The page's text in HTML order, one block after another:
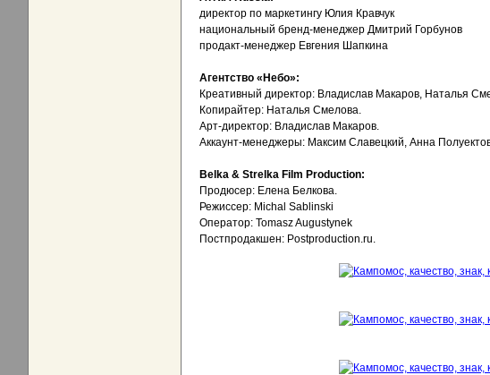
директор по маркетингу Юлия Кравчук
национальный бренд-менеджер Дмитрий Горбунов
продакт-менеджер Евгения Шапкина
Агентство «Небо»:
Креативный директор: Владислав Макаров, Наталья
Копирайтер: Наталья Смелова.
Арт-директор: Владислав Макаров.
Аккаунт-менеджеры: Максим Славецкий, Анна
Belka & Strelka Film Production:
Продюсер: Елена Белкова.
Режиссер: Michal Sablinski
Оператор: Tomasz Augustynek
Постпродакшен: Postproduction.ru.